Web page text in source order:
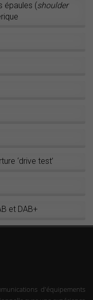
épaules (shoulder
‘drive test’
et DAB+
d'équipements